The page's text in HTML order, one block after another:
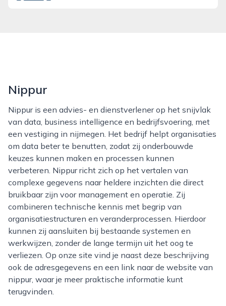
Nippur
Nippur is een advies- en dienstverlener op het snijvlak
van data, business intelligence en bedrijfsvoering, met
een vestiging in nijmegen. Het bedrijf helpt organisaties
om data beter te benutten, zodat zij onderbouwde
keuzes kunnen maken en processen kunnen
verbeteren. Nippur richt zich op het vertalen van
complexe gegevens naar heldere inzichten die direct
bruikbaar zijn voor management en operatie. Zij
combineren technische kennis met begrip van
organisatiestructuren en veranderprocessen. Hierdoor
kunnen zij aansluiten bij bestaande systemen en
werkwijzen, zonder de lange termijn uit het oog te
verliezen. Op onze site vind je naast deze beschrijving
ook de adresgegevens en een link naar de website van
nippur, waar je meer praktische informatie kunt
terugvinden.